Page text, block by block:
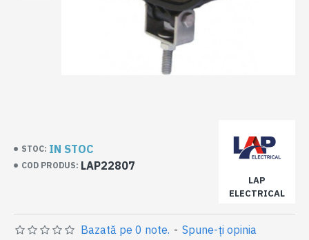
STOC: IN STOC
COD PRODUS: LAP22807
LAP
ELECTRICAL
Bazată pe 0 note. - Spune-ţi opinia